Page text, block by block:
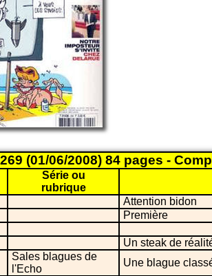
(01/06/2008) 84 pages -
Série ou
rubrique
Attention bidon
Première
Un steak de
Sales blagues de
l'Echo
Une blague